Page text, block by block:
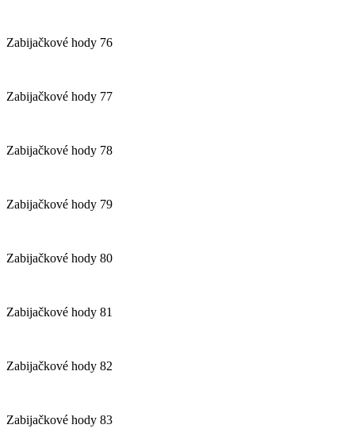
Zabijačkové hody 76
Zabijačkové hody 77
Zabijačkové hody 78
Zabijačkové hody 79
Zabijačkové hody 80
Zabijačkové hody 81
Zabijačkové hody 82
Zabijačkové hody 83